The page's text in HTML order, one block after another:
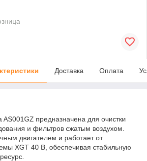
Доставка Оплата
AS001GZ предназначена для очистки
и фильтров сжатым воздухом.
двигателем и работает от
XGT 40 В, обеспечивая стабильную